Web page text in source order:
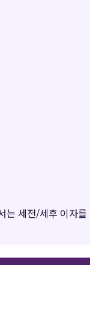
는 세전/세후 이자를